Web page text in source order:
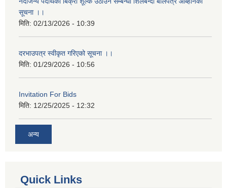
सूचना ।।
मिति: 02/13/2026 - 10:39
दरभाउपत्र स्वीकृत गरिएको सूचना ।।
मिति: 01/29/2026 - 10:56
Invitation For Bids
मिति: 12/25/2025 - 12:32
अन्य
Quick Links